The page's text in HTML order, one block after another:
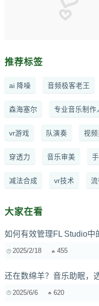
推荐标签
ai 降噪 音频极客老王
森海塞尔 专业音乐制作
vr游戏 队演奏 视
穿透力 音乐审美
减法合成 vr技术
大家在看
如何有效管理FL Studio中
2025/2/18 455
还在数绵羊？音乐助眠，
2025/6/6 620